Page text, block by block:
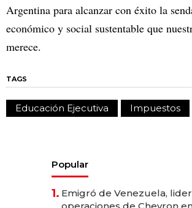
Argentina para alcanzar con éxito la
económico y social sustentable que
merece.
TAGS
Educación Ejecutiva Impuestos
Popular
1. Emigró de Venezuela,